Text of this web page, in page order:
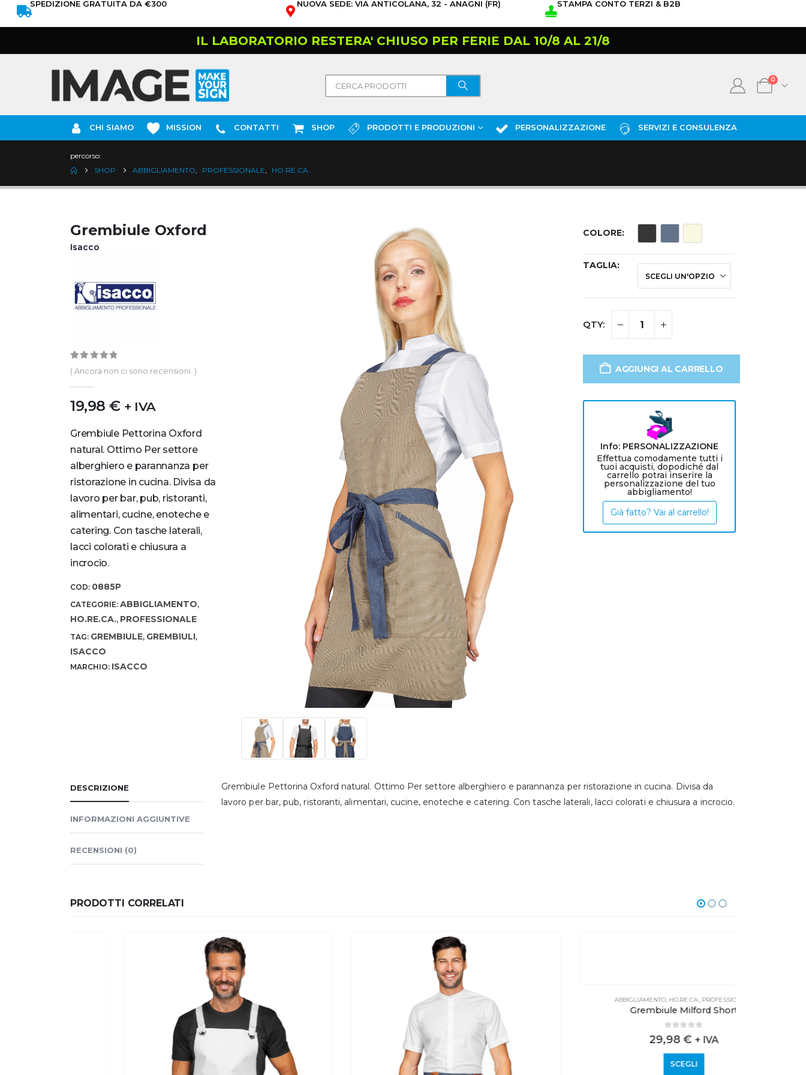
SPEDIZIONE GRATUITA DA €300 NUOVA SEDE: VIA ANTICOLANA, 32 - ANAGNI (FR) STAMPA CONTO TERZI & B2B
IL LABORATORIO RESTERA' CHIUSO PER FERIE DAL 10/8 AL 21/8
0
CHI SIAMO MISSION CONTATTI SHOP PRODOTTI E PRODUZIONI PERSONALIZZAZIONE SERVIZI E CONSULENZA
percorso:
SHOP
ABBIGLIAMENTO, PROFESSIONALE, HO.RE.CA.
Grembiule Oxford
Isacco
0out of 5
( Ancora non ci sono recensioni. )
19,98€ + IVA
Grembiule Pettorina Oxford
natural. Ottimo Per settore
alberghiero e parannanza per
ristorazione in cucina. Divisa da
lavoro per bar, pub, ristoranti,
alimentari, cucine, enoteche e
catering. Con tasche laterali,
lacci colorati e chiusura a
incrocio.
COD: 0885P
CATEGORIE: ABBIGLIAMENTO,
HO.RE.CA., PROFESSIONALE
TAG: GREMBIULE, GREMBIULI,
ISACCO
MARCHIO: ISACCO
COLORE
TAGLIA
AGGIUNGI AL CARRELLO
Info: PERSONALIZZAZIONE
Effettua comodamente tutti i
tuoi acquisti, dopodiché dal
carrello potrai inserire la
personalizzazione del tuo
abbigliamento!
Già fatto? Vai al carrello!
DESCRIZIONE
INFORMAZIONI AGGIUNTIVE
RECENSIONI (0)
Grembiule Pettorina Oxford natural. Ottimo Per settore alberghiero e parannanza per ristorazione in cucina. Divisa da
lavoro per bar, pub, ristoranti, alimentari, cucine, enoteche e catering. Con tasche laterali, lacci colorati e chiusura a incrocio.
PRODOTTI CORRELATI
,HO.RE.CA.,PROFESSIONALE
Grembiule Milford Short
out of 5
+ IVA